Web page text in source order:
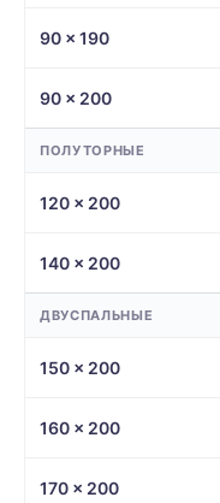
90 × 190
90 × 200
ПОЛУТОРНЫЕ
120 × 200
140 × 200
ДВУСПАЛЬНЫЕ
150 × 200
160 × 200
170 × 200